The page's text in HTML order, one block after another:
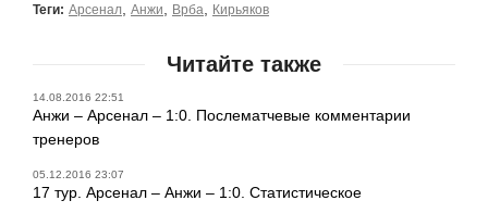
Теги: Арсенал Анжи Врба Кирьяков
Читайте также
14.08.2016 22:51
Анжи – Арсенал – 1:0. Послематчевые комментарии
тренеров
05.12.2016 23:07
17 тур. Арсенал – Анжи – 1:0. Статистическое